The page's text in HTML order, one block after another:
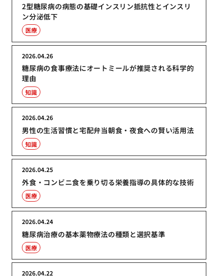
2型糖尿病の病態の基礎インスリン抵抗性とインスリ
ン分泌低下
医療
糖尿病の食事療法にオートミールが推奨される科学的
理由
2026.04.26
知識
男性の生活習慣と宅配弁当朝食・夜食への賢い活用法
2026.04.26
知識
外食・コンビニ食を乗り切る栄養指導の具体的な技術
2026.04.25
医療
糖尿病治療の基本薬物療法の種類と選択基準
2026.04.24
医療
2026.04.22